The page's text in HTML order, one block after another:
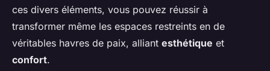
ces divers éléments, vous pouvez réussir à
transformer même les espaces restreints en de
véritables havres de paix, alliant esthétique et
confort.